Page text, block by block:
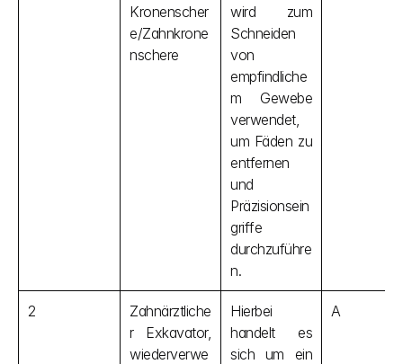
Kronenscher
e/Zahnkrone
nschere
wird zum
Schneiden
von
empfindliche
m Gewebe
verwendet,
um Fäden zu
entfernen
und
Präzisionsein
griffe
durchzuführe
n.
2
Zahnärztliche
r Exkavator,
wiederverwe
Hierbei
handelt es
sich um ein
A